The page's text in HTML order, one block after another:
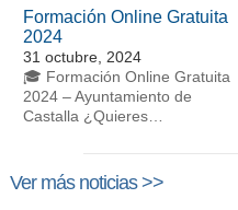
Formación Online Gratuita
2024
31 octubre, 2024
🎓 Formación Online Gratuita
2024 – Ayuntamiento de
Castalla ¿Quieres…
Ver más noticias >>